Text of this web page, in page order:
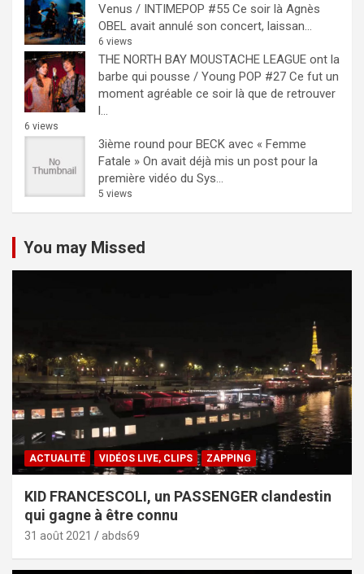
Venus / INTIMEPOP #55 Ce soir là Agnès
OBEL avait annulé son concert, laissan...
6 views
THE NORTH BAY MOUSTACHE LEAGUE ont la
barbe qui pousse / Young POP #27 Ce fut un
moment agréable ce soir là que de retrouver
l...
6 views
3ième round pour BECK avec « Femme
Fatale » On avait déjà mis un post pour la
première vidéo du Sys...
5 views
You may Missed
ACTUALITÉ VIDÉOS LIVE, CLIPS ZAPPING
KID FRANCESCOLI, un PASSENGER clandestin
qui gagne à être connu
31 août 2021 abds69